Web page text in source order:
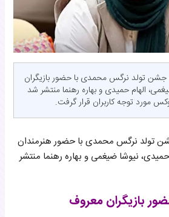
تولد نرگس محمدی با حضور بازیگران
الهام حمیدی و بهاره رهنما منتشر شد
مورد توجه کاربران قرار گرفت.
تولد نرگس محمدی با حضور هنرمندان
نیوشا ضیغمی و بهاره رهنما منتشر
بازیگران معروف